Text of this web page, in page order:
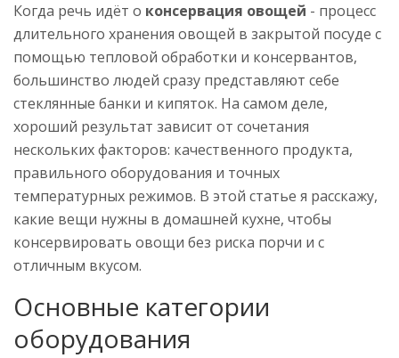
Когда речь идёт о консервация овощей - процесс
длительного хранения овощей в закрытой посуде с
помощью тепловой обработки и консервантов,
большинство людей сразу представляют себе
стеклянные банки и кипяток. На самом деле,
хороший результат зависит от сочетания
нескольких факторов: качественного продукта,
правильного оборудования и точных
температурных режимов. В этой статье я расскажу,
какие вещи нужны в домашней кухне, чтобы
консервировать овощи без риска порчи и с
отличным вкусом.
Основные категории
оборудования